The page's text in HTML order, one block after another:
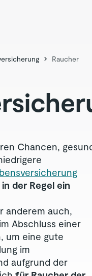
Raucher
Chancen,
in der Regel ein
anderem auch,
Abschluss einer
um eine gute
im
aufgrund der